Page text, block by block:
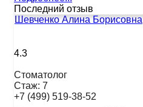
Последний отзыв
Шевченко Алина Борисовна
4.3
Стоматолог
Стаж: 7
+7 (499) 519-38-52